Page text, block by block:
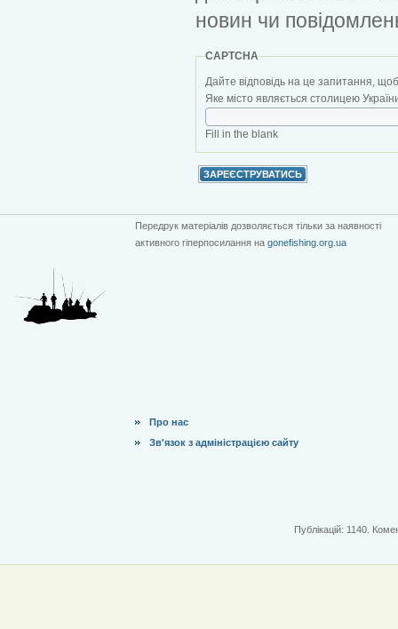
новин чи
CAPTCHA
Дайте відповідь на це запитання,
Яке місто являється столицею
Fill in the blank
Передрук матеріалів дозволяється тільки за наявності
активного гіперпосилання на gonefishing.org.ua
Про нас
Зв'язок з адміністрацією сайту
Публікацій: 1140.